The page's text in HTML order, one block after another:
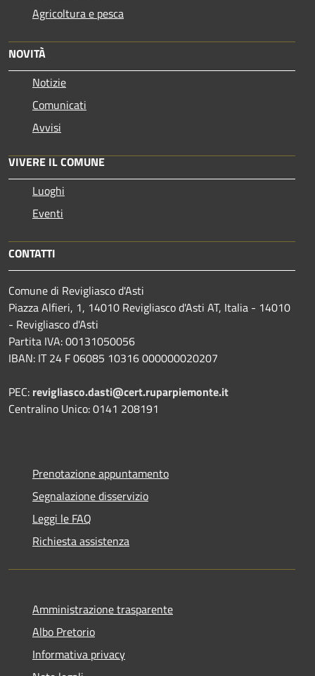
Agricoltura e pesca
NOVITÀ
Notizie
Comunicati
Avvisi
VIVERE IL COMUNE
Luoghi
Eventi
CONTATTI
Comune di Revigliasco d'Asti
Piazza Alfieri, 1, 14010 Revigliasco d'Asti AT, Italia - 14010
- Revigliasco d'Asti
Partita IVA: 00131050056
IBAN: IT 24 F 06085 10316 000000020207
PEC: revigliasco.dasti@cert.ruparpiemonte.it
Centralino Unico: 0141 208191
Prenotazione appuntamento
Segnalazione disservizio
Leggi le FAQ
Richiesta assistenza
Amministrazione trasparente
Albo Pretorio
Informativa privacy